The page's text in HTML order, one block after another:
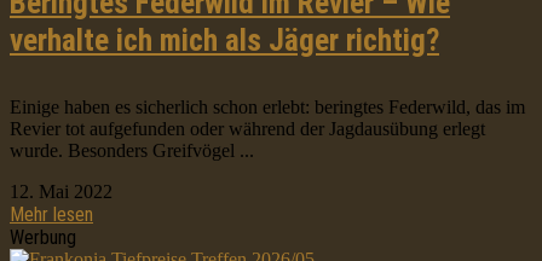
verhalte ich mich als Jäger richtig?
Einige haben es sicherlich schon erlebt: beringtes Federwild, das im
Revier tot aufgefunden oder während der Jagdausübung erlegt
wurde. Besonders Greifvögel ...
12. Mai 2022
Mehr lesen
Werbung